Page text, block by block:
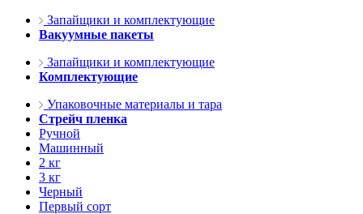
Запайщики и комплектующие
Вакуумные пакеты
Запайщики и комплектующие
Комплектующие
Упаковочные материалы и тара
Стрейч пленка
Ручной
Машинный
2 кг
3 кг
Черный
Первый сорт